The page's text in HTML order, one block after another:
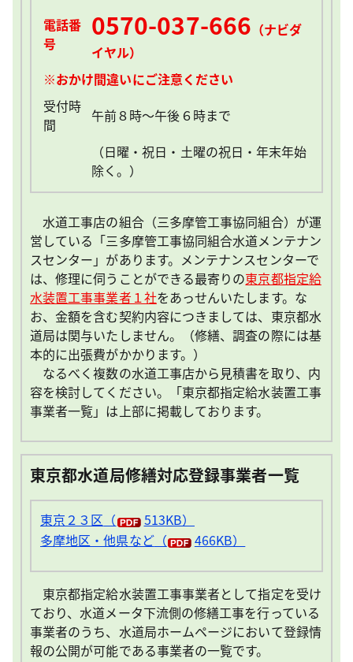
電話番
号
0570-037-666 （ナビダ
イヤル）
※おかけ間違いにご注意ください
受付時
間
午前８時～午後６時まで
（日曜・祝日・土曜の祝日・年末年始
除く。）
水道工事店の組合（三多摩管工事協同組合）が運
営している「三多摩管工事協同組合水道メンテナン
スセンター」があります。メンテナンスセンターで
は、修理に伺うことができる最寄りの東京都指定給
水装置工事事業者１社をあっせんいたします。な
お、金額を含む契約内容につきましては、東京都水
道局は関与いたしません。（修繕、調査の際には基
本的に出張費がかかります。）
なるべく複数の水道工事店から見積書を取り、内
容を検討してください。「東京都指定給水装置工事
事業者一覧」は上部に掲載しております。
東京都水道局修繕対応登録事業者一覧
東京２３区 （
513KB）
多摩地区・他県など（ 466KB）
東京都指定給水装置工事事業者として指定を受け
ており、水道メータ下流側の修繕工事を行っている
事業者のうち、水道局ホームページにおいて登録情
報の公開が可能である事業者の一覧です。